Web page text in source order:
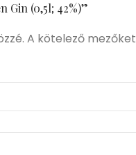
Gin (0,5l; 42%)”
A kötelező mezőket